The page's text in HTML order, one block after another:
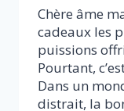
Chère âme
cadeaux les
puissions
Pourtant,
Dans un
distrait, la